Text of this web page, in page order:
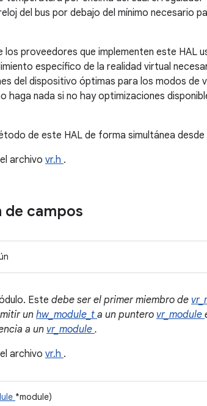
del bus por debajo del mínimo necesario
los proveedores que implementen este HAL
específico de la realidad virtual
del dispositivo óptimas para los modos de
haga nada si no hay optimizaciones
de este HAL de forma simultánea
archivo vr.h .
de campos
Este debe ser el primer miembro de
unhw_module_t a un puntero vr_module
a un vr_module .
archivo vr.h .
*module)